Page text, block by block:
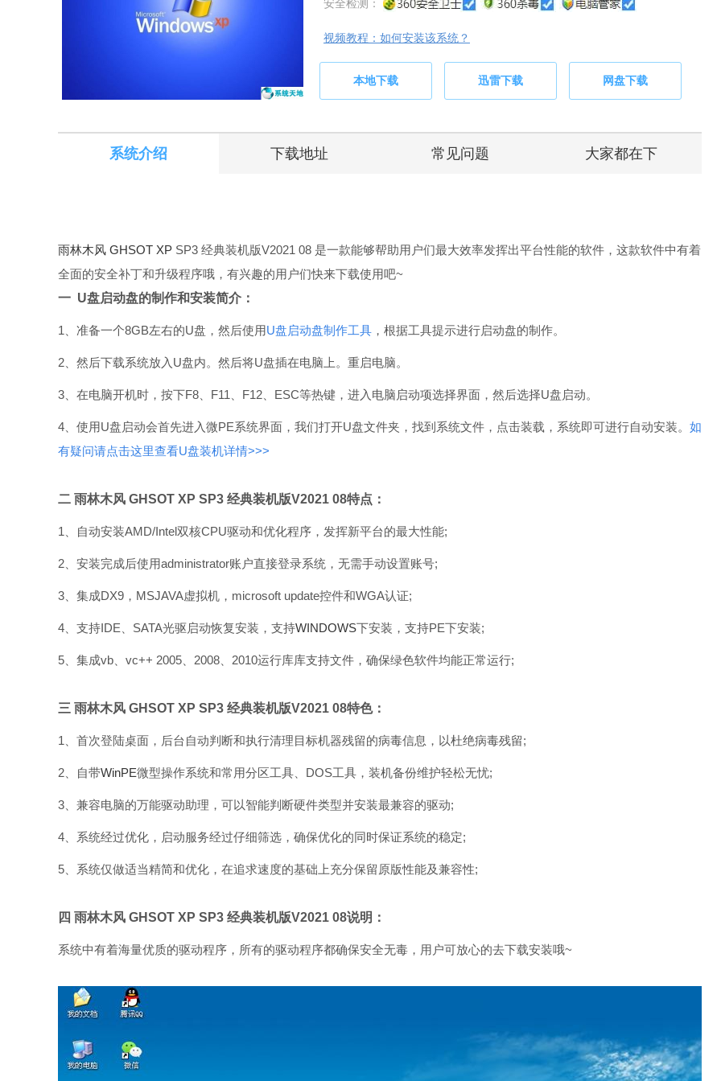
安全检测：
视频教程：如何安装该系统？
本地下载 迅雷下载 网盘下载
系统介绍 下载地址 常见问题 大家都在下
雨林木风 GHSOT XP SP3 经典装机版V2021 08 是一款能够帮助用户们最大效率发挥出平台性能的软件，这款软件中有着
全面的安全补丁和升级程序哦，有兴趣的用户们快来下载使用吧~
一 U盘启动盘的制作和安装简介：
1、准备一个8GB左右的U盘，然后使用U盘启动盘制作工具 ，根据工具提示进行启动盘的制作。
2、然后下载系统放入U盘内。然后将U盘插在电脑上。重启电脑。
3、在电脑开机时，按下F8、F11、F12、ESC等热键，进入电脑启动项选择界面，然后选择U盘启动。
4、使用U盘启动会首先进入微PE系统界面，我们打开U盘文件夹，找到系统文件，点击装载，系统即可进行自动安装。 如
有疑问请点击这里查看U盘装机详情>>>
二 雨林木风 GHSOT XP SP3 经典装机版V2021 08特点：
1、自动安装AMD/Intel双核CPU驱动和优化程序，发挥新平台的最大性能;
2、安装完成后使用administrator账户直接登录系统，无需手动设置账号;
3、集成DX9，MSJAVA虚拟机，microsoft update控件和WGA认证;
4、支持IDE、SATA光驱启动恢复安装，支持WINDOWS下安装，支持PE下安装;
5、集成vb、vc++ 2005、2008、2010运行库库支持文件，确保绿色软件均能正常运行;
三 雨林木风 GHSOT XP SP3 经典装机版V2021 08特色：
1、首次登陆桌面，后台自动判断和执行清理目标机器残留的病毒信息，以杜绝病毒残留;
2、自带WinPE微型操作系统和常用分区工具、DOS工具，装机备份维护轻松无忧;
3、兼容电脑的万能驱动助理，可以智能判断硬件类型并安装最兼容的驱动;
4、系统经过优化，启动服务经过仔细筛选，确保优化的同时保证系统的稳定;
5、系统仅做适当精简和优化，在追求速度的基础上充分保留原版性能及兼容性;
四 雨林木风 GHSOT XP SP3 经典装机版V2021 08说明：
系统中有着海量优质的驱动程序，所有的驱动程序都确保安全无毒，用户可放心的去下载安装哦~